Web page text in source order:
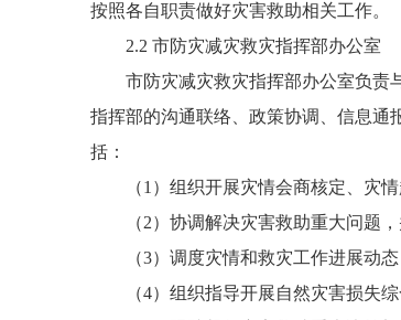
按照各自职责做好灾害救助相关工作。
2.2 市防灾减灾救灾指挥部办公室
市防灾减灾救灾指挥部办公室负责与
指挥部的沟通联络、政策协调、信息通
括：
（1）组织开展灾情会商核定、灾情
（2）协调解决灾害救助重大问题，
（3）调度灾情和救灾工作进展动态
（4）组织指导开展自然灾害损失综